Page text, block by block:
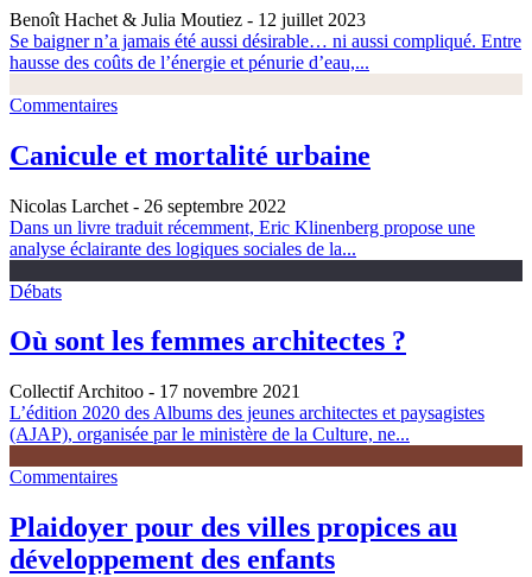
Benoît Hachet & Julia Moutiez - 12 juillet 2023
Se baigner n’a jamais été aussi désirable… ni aussi compliqué. Entre
hausse des coûts de l’énergie et pénurie d’eau,...
Commentaires
Canicule et mortalité urbaine
Nicolas Larchet - 26 septembre 2022
Dans un livre traduit récemment, Eric Klinenberg propose une
analyse éclairante des logiques sociales de la...
Débats
Où sont les femmes architectes ?
Collectif Architoo - 17 novembre 2021
L’édition 2020 des Albums des jeunes architectes et paysagistes
(AJAP), organisée par le ministère de la Culture, ne...
Commentaires
Plaidoyer pour des villes propices au
développement des enfants